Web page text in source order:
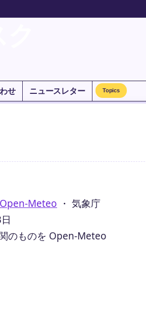
せ ニュースレター Topics
Open-Meteo ・ 気象庁
のものを Open-Meteo